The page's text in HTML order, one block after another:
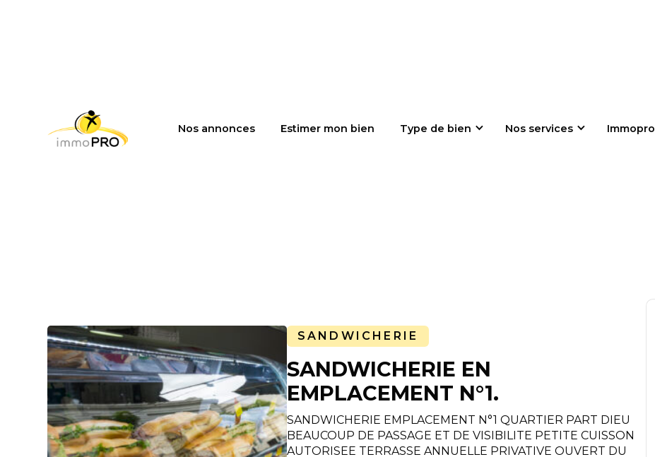
Nos annonces Estimer mon bien Type de bien Nos services Immopro
SANDWICHERIE
SANDWICHERIE EN
EMPLACEMENT N°1.
SANDWICHERIE EMPLACEMENT N°1 QUARTIER PART DIEU
BEAUCOUP DE PASSAGE ET DE VISIBILITE PETITE CUISSON
AUTORISEE TERRASSE ANNUELLE PRIVATIVE OUVERT DU